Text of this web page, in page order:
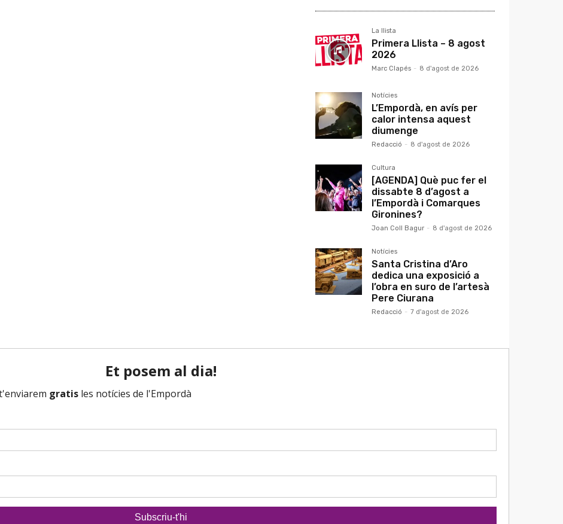
La llista
Primera Llista – 8 agost
2026
Marc Clapés - 8 d'agost de 2026
Notícies
L’Empordà, en avís per
calor intensa aquest
diumenge
Redacció - 8 d'agost de 2026
Cultura
[AGENDA] Què puc fer el
dissabte 8 d’agost a
l’Empordà i Comarques
Gironines?
Joan Coll Bagur - 8 d'agost de 2026
Notícies
Santa Cristina d’Aro
dedica una exposició a
l’obra en suro de l’artesà
Pere Ciurana
Redacció - 7 d'agost de 2026